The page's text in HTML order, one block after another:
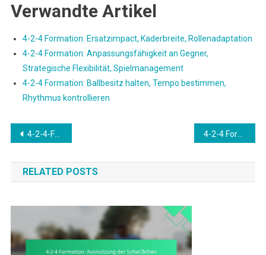
Verwandte Artikel
4-2-4 Formation: Ersatzimpact, Kaderbreite, Rollenadaptation
4-2-4 Formation: Anpassungsfähigkeit an Gegner,
Strategische Flexibilität, Spielmanagement
4-2-4 Formation: Ballbesitz halten, Tempo bestimmen,
Rhythmus kontrollieren
Post
navigation
4-2-4-Formation Strategien: Angriffsformationen, Defensivstruktur, Übergangsspiel 4-2-4 Formation: Konterbedrohungen, Geschwindigkeit im Übergang, Ausnutzung von Schwächen
RELATED POSTS